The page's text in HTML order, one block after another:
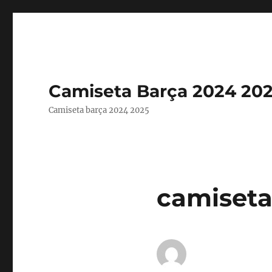
Camiseta Barça 2024
Camiseta barça 2024 2025